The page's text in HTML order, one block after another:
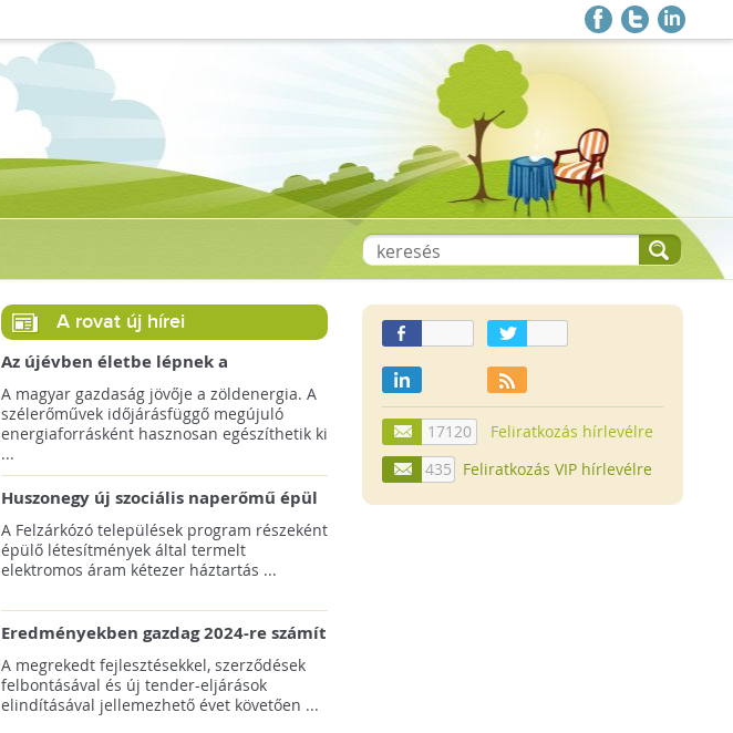
A rovat új hírei
Az újévben életbe lépnek a
szélerőművek telepítését
megkönnyítő rendelkezések
A magyar gazdaság jövője a zöldenergia. A
szélerőművek időjárásfüggő megújuló
energiaforrásként hasznosan egészíthetik ki
...
Huszonegy új szociális naperőmű épül
hátrányos helyzetű kistelepülések
külterületén!
A Felzárkózó települések program részeként
épülő létesítmények által termelt
elektromos áram kétezer háztartás ...
Eredményekben gazdag 2024-re számít
az amerikai tengeri szélenergia-ágazat
A megrekedt fejlesztésekkel, szerződések
felbontásával és új tender-eljárások
elindításával jellemezhető évet követően ...
17120
Feliratkozás hírlevélre
435
Feliratkozás VIP hírlevélre